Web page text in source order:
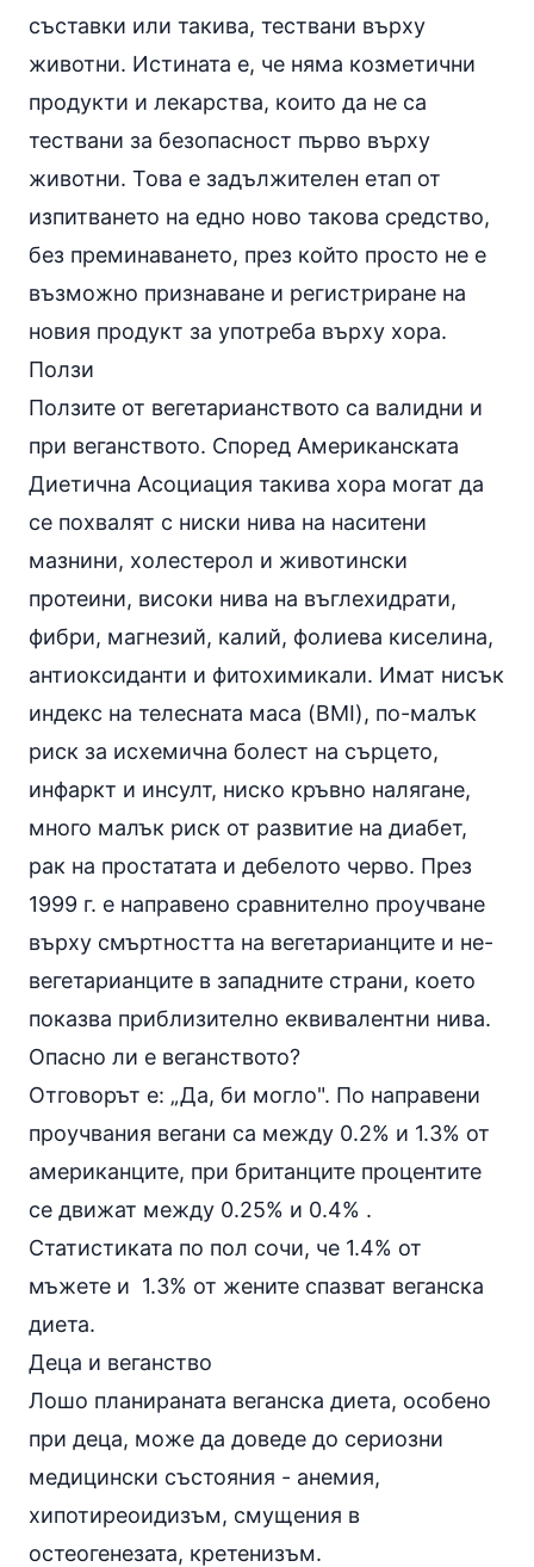
съставки или такива, тествани върху
животни. Истината е, че няма козметични
продукти и лекарства, които да не са
тествани за безопасност първо върху
животни. Това е задължителен етап от
изпитването на едно ново такова средство,
без преминаването, през който просто не е
възможно признаване и регистриране на
новия продукт за употреба върху хора.
Ползи
Ползите от вегетарианството са валидни и
при веганството. Според Американската
Диетична Асоциация такива хора могат да
се похвалят с ниски нива на наситени
мазнини, холестерол и животински
протеини, високи нива на въглехидрати,
фибри, магнезий, калий, фолиева киселина,
антиоксиданти и фитохимикали. Имат нисък
индекс на телесната маса (BMI), по-малък
риск за исхемична болест на сърцето,
инфаркт и инсулт, ниско кръвно налягане,
много малък риск от развитие на диабет,
рак на простатата и дебелото черво. През
1999 г. е направено сравнително проучване
върху смъртността на вегетарианците и не-
вегетарианците в западните страни, което
показва приблизително еквивалентни нива.
Опасно ли е веганството?
Отговорът е: „Да, би могло". По направени
проучвания вегани са между 0.2% и 1.3% от
американците, при британците процентите
се движат между 0.25% и 0.4% .
Статистиката по пол сочи, че 1.4% от
мъжете и 1.3% от жените спазват веганска
диета.
Деца и веганство
Лошо планираната веганска диета, особено
при деца, може да доведе до сериозни
медицински състояния - анемия,
хипотиреоидизъм, смущения в
остеогенезата, кретенизъм.